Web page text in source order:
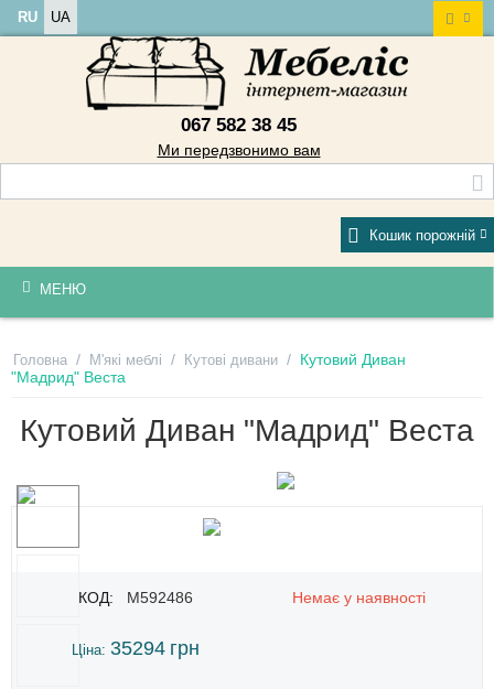
RU UA
067 582 38 45
Ми передзвонимо вам
Кошик порожній
МЕНЮ
Головна / М'які меблі / Кутові дивани / Кутовий Диван
"Мадрид" Веста
Кутовий Диван "Мадрид" Веста
КОД: M592486 Немає у наявності
Ціна: 35294 грн